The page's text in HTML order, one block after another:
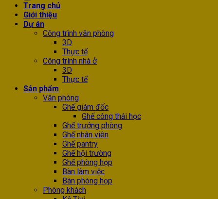
Trang chủ
Giới thiệu
Dự án
Công trình văn phòng
3D
Thực tế
Công trình nhà ở
3D
Thực tế
Sản phẩm
Văn phòng
Ghế giám đốc
Ghế công thái học
Ghế trưởng phòng
Ghế nhân viên
Ghế pantry
Ghế hội trường
Ghế phòng họp
Bàn làm việc
Bàn phòng họp
Phòng khách